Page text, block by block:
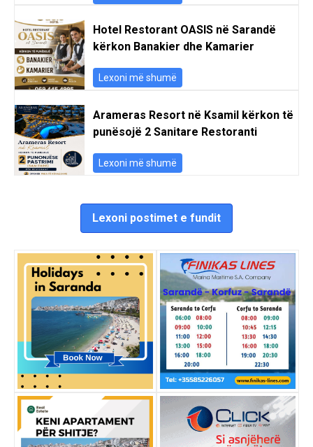
Hotel Restorant OASIS në Sarandë
kërkon Banakier dhe Kamarier
Lexoni më shumë
Arameras Resort në Ksamil kërkon të
punësojë 2 Sanitare Restoranti
Lexoni më shumë
Lexoni postimet e fundit